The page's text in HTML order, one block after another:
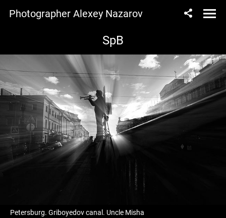
Photographer Alexey Nazarov
SpB
Petersburg. Griboyedov canal. Uncle Misha